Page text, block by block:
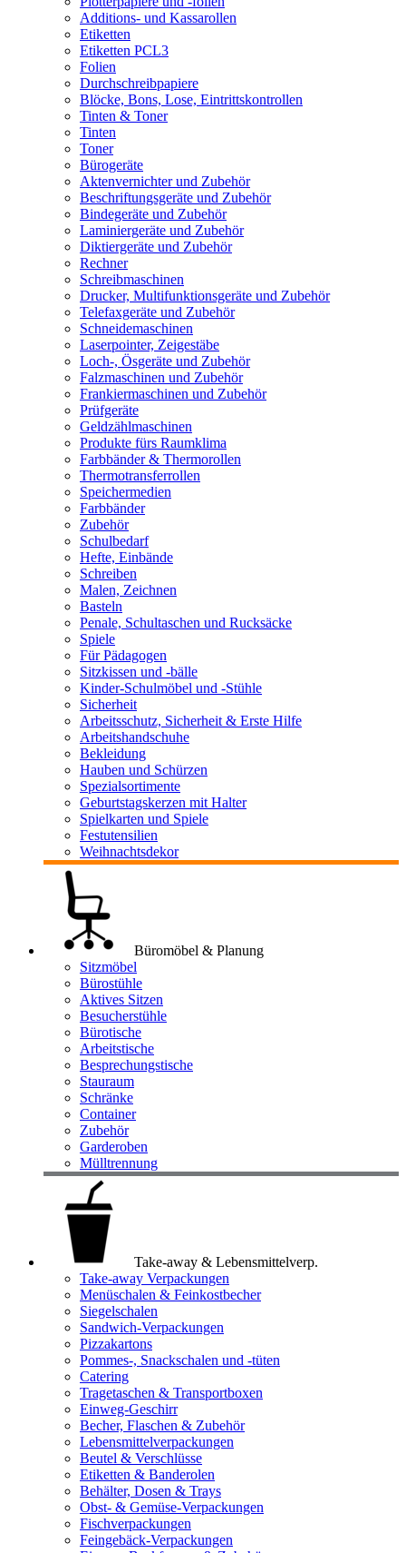
Additions- und Kassarollen
Etiketten
Etiketten PCL3
Folien
Durchschreibpapiere
Blöcke, Bons, Lose, Eintrittskontrollen
Tinten & Toner
Tinten
Toner
Bürogeräte
Aktenvernichter und Zubehör
Beschriftungsgeräte und Zubehör
Bindegeräte und Zubehör
Laminiergeräte und Zubehör
Diktiergeräte und Zubehör
Rechner
Schreibmaschinen
Drucker, Multifunktionsgeräte und Zubehör
Telefaxgeräte und Zubehör
Schneidemaschinen
Laserpointer, Zeigestäbe
Loch-, Ösgeräte und Zubehör
Falzmaschinen und Zubehör
Frankiermaschinen und Zubehör
Prüfgeräte
Geldzählmaschinen
Produkte fürs Raumklima
Farbbänder & Thermorollen
Thermotransferrollen
Speichermedien
Farbbänder
Zubehör
Schulbedarf
Hefte, Einbände
Schreiben
Malen, Zeichnen
Basteln
Penale, Schultaschen und Rucksäcke
Spiele
Für Pädagogen
Sitzkissen und -bälle
Kinder-Schulmöbel und -Stühle
Sicherheit
Arbeitsschutz, Sicherheit & Erste Hilfe
Arbeitshandschuhe
Bekleidung
Hauben und Schürzen
Spezialsortimente
Geburtstagskerzen mit Halter
Spielkarten und Spiele
Festutensilien
Weihnachtsdekor
Büromöbel & Planung
Sitzmöbel
Bürostühle
Aktives Sitzen
Besucherstühle
Bürotische
Arbeitstische
Besprechungstische
Stauraum
Schränke
Container
Zubehör
Garderoben
Mülltrennung
Take-away & Lebensmittelverp.
Take-away Verpackungen
Menüschalen & Feinkostbecher
Siegelschalen
Sandwich-Verpackungen
Pizzakartons
Pommes-, Snackschalen und -tüten
Catering
Tragetaschen & Transportboxen
Einweg-Geschirr
Becher, Flaschen & Zubehör
Lebensmittelverpackungen
Beutel & Verschlüsse
Etiketten & Banderolen
Behälter, Dosen & Trays
Obst- & Gemüse-Verpackungen
Fischverpackungen
Feingebäck-Verpackungen